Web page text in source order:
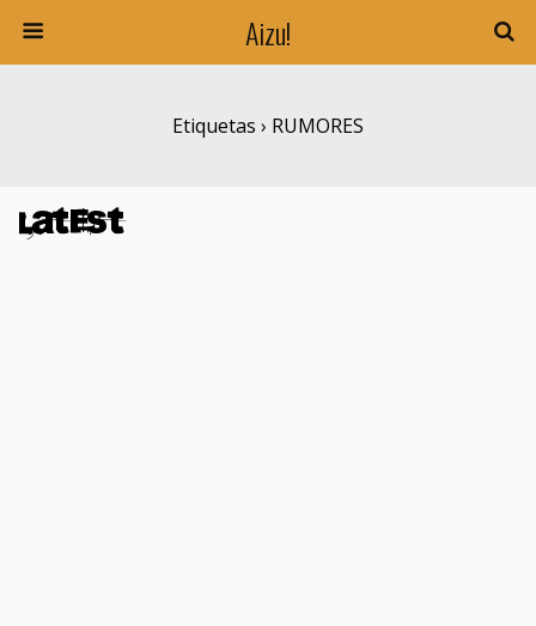
Aizu!
Etiquetas › RUMORES
Latest